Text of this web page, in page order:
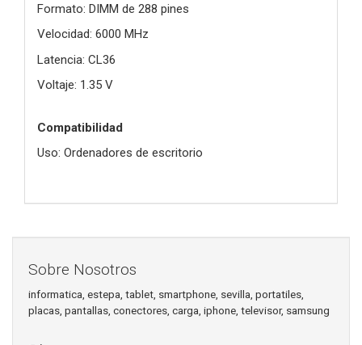
Formato: DIMM de 288 pines
Velocidad: 6000 MHz
Latencia: CL36
Voltaje: 1.35 V
Compatibilidad
Uso: Ordenadores de escritorio
Sobre Nosotros
informatica, estepa, tablet, smartphone, sevilla, portatiles,
placas, pantallas, conectores, carga, iphone, televisor, samsung